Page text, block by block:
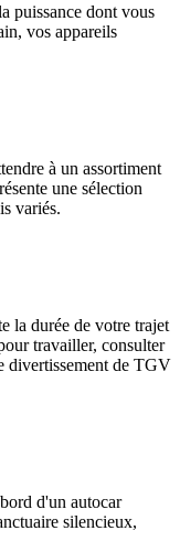
puissance dont vous
vos appareils
à un assortiment
une sélection
variés.
la durée de votre trajet
travailler, consulter
divertissement de TGV
d'un autocar
silencieux,